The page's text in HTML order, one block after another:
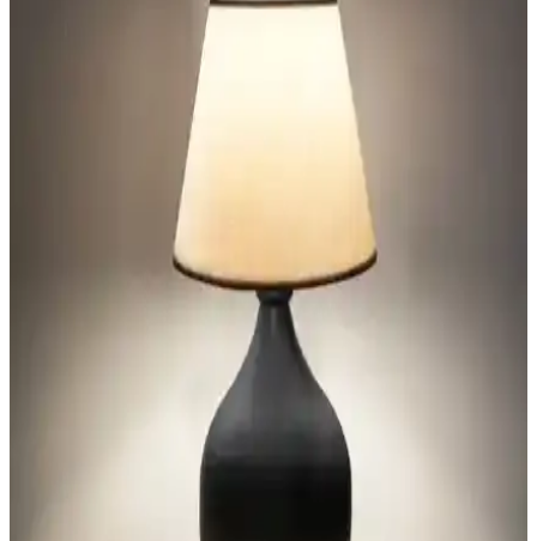
Vivido'nun Beyaz Krom Safir ve Kumbeji modelleri modern
tasarımıyla ev dekorasyonuna şıklık katıyor. Her iki abajur da farklı
özellikleriyle yaşam alanlarınızı aydınlatıyor ve tarzınızı yansıtıyor.
Yatak Odasında Abajur Seçimi ve Yerleşiminde
Denge ve Estetik Unsurların Önemi
Yatak odasında abajur seçimi ve yerleşimi, boyut, renk uyumu ve
ışık sıcaklığı gibi detaylarla odanın estetiği ve fonksiyonelliği
açısından önem taşır. Alternatif aydınlatma çözümleri de
Qdec Modern Dizayn Abajurlar Karşılaştırması:
Estetik ve Fonksiyonellik Analizi
İki farklı modern tasarımlı Qdec abajur modelinin malzeme, boyut
ve tasarım özellikleri detaylı şekilde karşılaştırılıyor, kullanım
alanları ve kullanıcı yorumlarıyla ürünlerin avantajları ve farkları
Yatak Odası Abajurları Karşılaştırması: Homing